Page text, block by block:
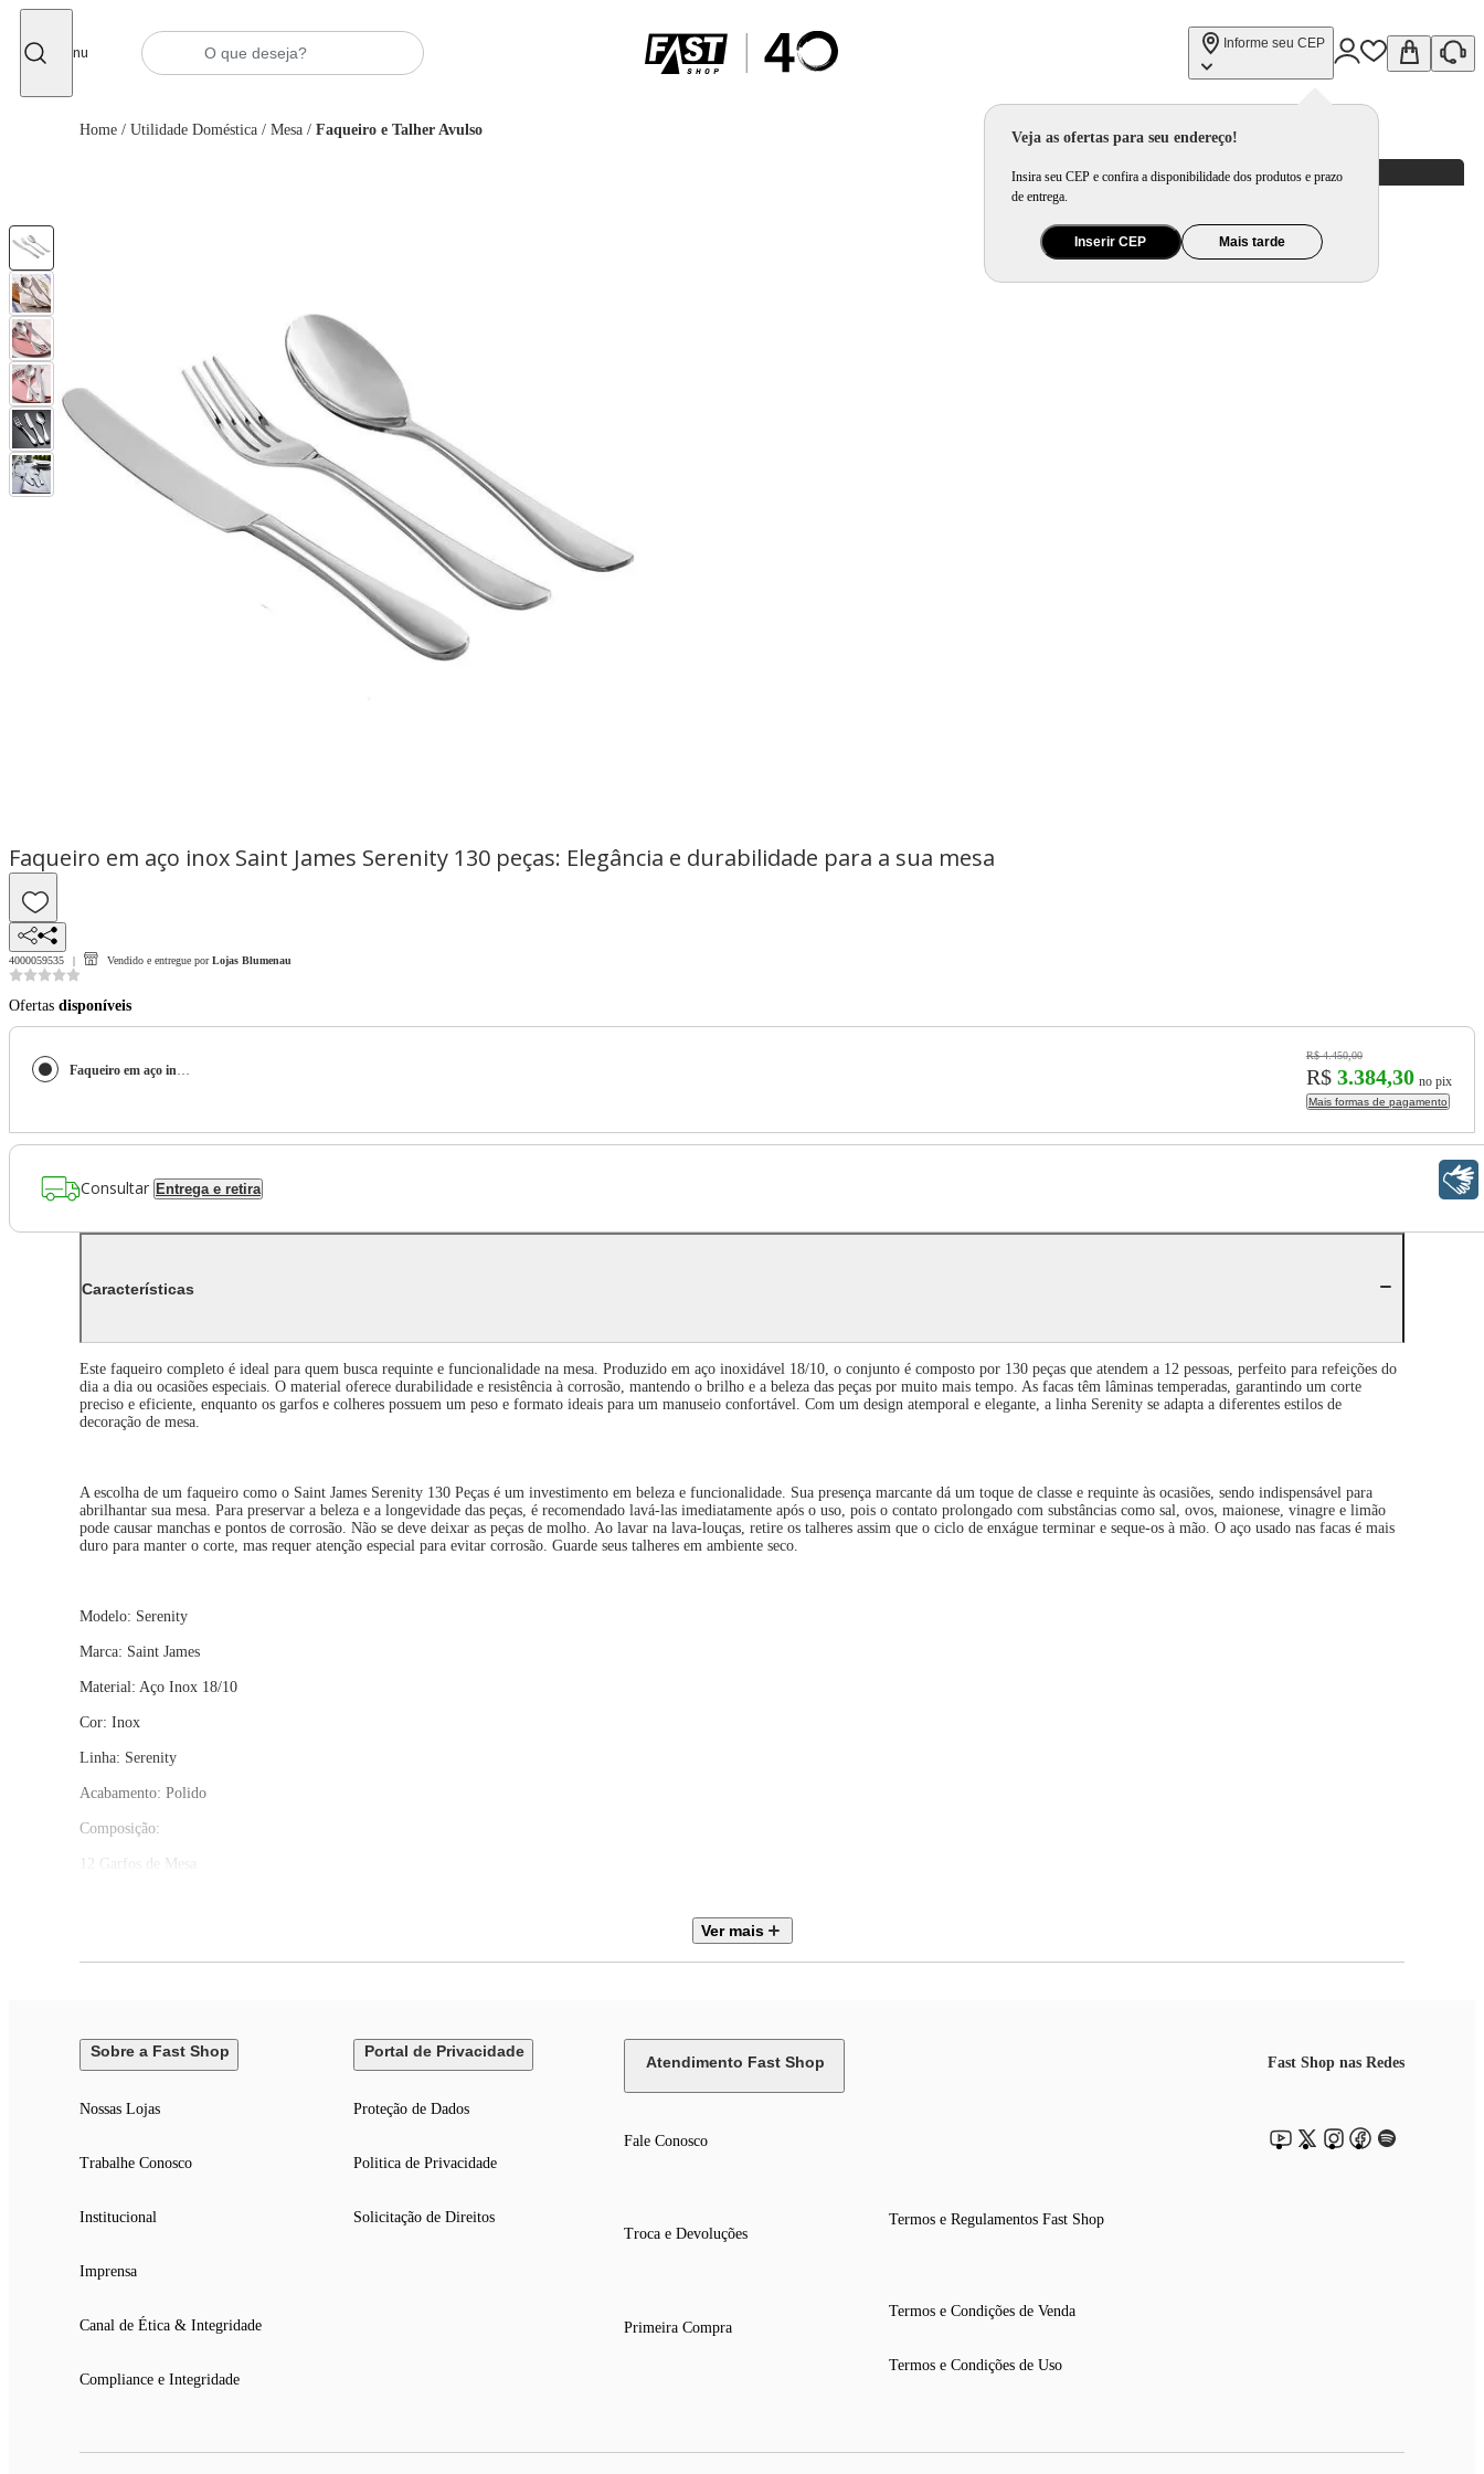
Menu
Informe seu CEP
Veja as ofertas para seu endereço!
Insira seu CEP e confira a disponibilidade dos produtos e prazo
de entrega.
Inserir CEP Mais tarde
Home / Utilidade Doméstica / Mesa / Faqueiro e Talher Avulso
Faqueiro em aço inox Saint James Serenity 130 peças: Elegância e durabilidade para a sua mesa
4000059535 Vendido e entregue por Lojas Blumenau
Ofertas disponíveis
Faqueiro em aço inox Saint James Serenity 130 peças: Elegância e durabilidade para a sua mesa
R$ 4.450,00
R$ 3.384,30 no pix
Mais formas de pagamento
Consultar Entrega e retira
Características
Este faqueiro completo é ideal para quem busca requinte e funcionalidade na mesa. Produzido em aço inoxidável 18/10, o conjunto é composto por 130 peças que atendem a 12 pessoas, perfeito para refeições do
dia a dia ou ocasiões especiais. O material oferece durabilidade e resistência à corrosão, mantendo o brilho e a beleza das peças por muito mais tempo. As facas têm lâminas temperadas, garantindo um corte
preciso e eficiente, enquanto os garfos e colheres possuem um peso e formato ideais para um manuseio confortável. Com um design atemporal e elegante, a linha Serenity se adapta a diferentes estilos de
decoração de mesa.
A escolha de um faqueiro como o Saint James Serenity 130 Peças é um investimento em beleza e funcionalidade. Sua presença marcante dá um toque de classe e requinte às ocasiões, sendo indispensável para
abrilhantar sua mesa. Para preservar a beleza e a longevidade das peças, é recomendado lavá-las imediatamente após o uso, pois o contato prolongado com substâncias como sal, ovos, maionese, vinagre e limão
pode causar manchas e pontos de corrosão. Não se deve deixar as peças de molho. Ao lavar na lava-louças, retire os talheres assim que o ciclo de enxágue terminar e seque-os à mão. O aço usado nas facas é mais
duro para manter o corte, mas requer atenção especial para evitar corrosão. Guarde seus talheres em ambiente seco.
Modelo: Serenity
Marca: Saint James
Material: Aço Inox 18/10
Cor: Inox
Linha: Serenity
Acabamento: Polido
Composição:
12 Garfos de Mesa
12 Facas de Sobremesa
12 Garfos de Peixe
12 Facas de Peixe
01 Garfo para Salada
01 Colher para Arroz
Ver mais
Sobre a Fast Shop
Nossas Lojas
Trabalhe Conosco
Institucional
Imprensa
Canal de Ética & Integridade
Compliance e Integridade
Portal de Privacidade
Proteção de Dados
Politica de Privacidade
Solicitação de Direitos
Atendimento Fast Shop
Fale Conosco
Troca e Devoluções
Primeira Compra
Termos e Regulamentos Fast Shop
Termos e Condições de Venda
Termos e Condições de Uso
Fast Shop nas Redes